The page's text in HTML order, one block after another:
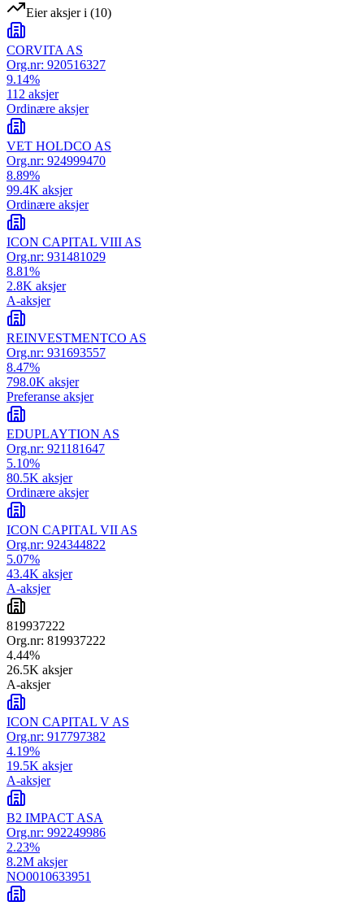
Eier aksjer i (10)
CORVITA AS
Org.nr: 920516327
9.14%
112 aksjer
Ordinære aksjer
VET HOLDCO AS
Org.nr: 924999470
8.89%
99.4K aksjer
Ordinære aksjer
ICON CAPITAL VIII AS
Org.nr: 931481029
8.81%
2.8K aksjer
A-aksjer
REINVESTMENTCO AS
Org.nr: 931693557
8.47%
798.0K aksjer
Preferanse aksjer
EDUPLAYTION AS
Org.nr: 921181647
5.10%
80.5K aksjer
Ordinære aksjer
ICON CAPITAL VII AS
Org.nr: 924344822
5.07%
43.4K aksjer
A-aksjer
819937222
Org.nr: 819937222
4.44%
26.5K aksjer
A-aksjer
ICON CAPITAL V AS
Org.nr: 917797382
4.19%
19.5K aksjer
A-aksjer
B2 IMPACT ASA
Org.nr: 992249986
2.23%
8.2M aksjer
NO0010633951